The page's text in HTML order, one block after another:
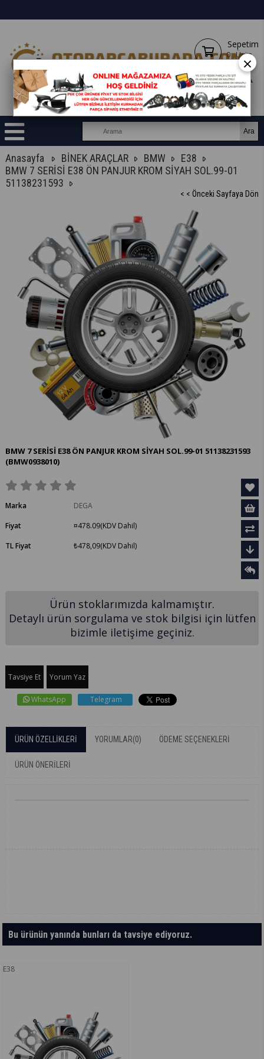
Sepetim
0 Ürün
Anasayfa BİNEK ARAÇLAR BMW
E38
BMW 7 SERİSİ E38 ÖN PANJUR KROM SİYAH SOL.99-01
51138231593
< < Önceki Sayfaya Dön
BMW 7 SERİSİ E38 ÖN PANJUR KROM SİYAH SOL.99-01 51138231593
(BMW0938010)
Marka
DEGA
Fiyat
¤478.09(KDV Dahil)
TL Fiyat
₺478,09(KDV Dahil)
Ürün stoklarımızda kalmamıştır.
Detaylı ürün sorgulama ve stok bilgisi için lütfen
bizimle iletişime geçiniz.
Tavsiye Et Yorum Yaz
WhatsApp Telegram
ÜRÜN ÖZELLIKLERI YORUMLAR(0) ÖDEME SEÇENEKLERI
ÜRÜN ÖNERILERI
Bu ürünün yanında bunları da tavsiye ediyoruz.
E38
×